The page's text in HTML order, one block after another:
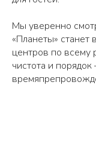
Мы уверенно
«Планеты» станет
центров по всему
чистота и